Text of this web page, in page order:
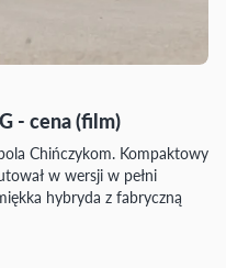
- cena (film)
Chińczykom. Kompaktowy
w wersji w pełni
hybryda z fabryczną